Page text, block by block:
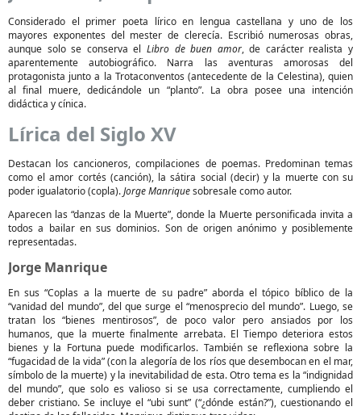
Considerado el primer poeta lírico en lengua castellana y uno de los
mayores exponentes del mester de clerecía. Escribió numerosas obras,
aunque solo se conserva el Libro de buen amor, de carácter realista y
aparentemente autobiográfico. Narra las aventuras amorosas del
protagonista junto a la Trotaconventos (antecedente de la Celestina), quien
al final muere, dedicándole un “planto”. La obra posee una intención
didáctica y cínica.
Lírica del Siglo XV
Destacan los cancioneros, compilaciones de poemas. Predominan temas
como el amor cortés (canción), la sátira social (decir) y la muerte con su
poder igualatorio (copla).Jorge Manriquesobresale como autor.
Aparecen las “danzas de la Muerte”, donde la Muerte personificada invita a
todos a bailar en sus dominios. Son de origen anónimo y posiblemente
representadas.
Jorge Manrique
En sus “Coplas a la muerte de su padre” aborda el tópico bíblico de la
“vanidad del mundo”, del que surge el “menosprecio del mundo”. Luego, se
tratan los “bienes mentirosos”, de poco valor pero ansiados por los
humanos, que la muerte finalmente arrebata. El Tiempo deteriora estos
bienes y la Fortuna puede modificarlos. También se reflexiona sobre la
“fugacidad de la vida” (con la alegoría de los ríos que desembocan en el mar,
símbolo de la muerte) y la inevitabilidad de esta. Otro tema es la “indignidad
del mundo”, que solo es valioso si se usa correctamente, cumpliendo el
deber cristiano. Se incluye el “ubi sunt” (“¿dónde están?”), cuestionando el